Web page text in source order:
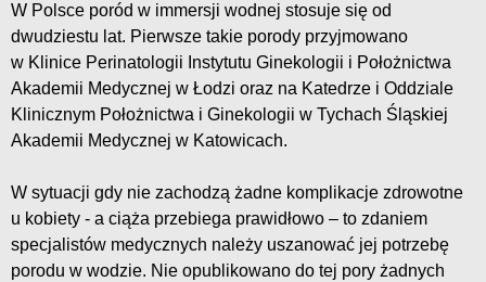
W Polsce poród w immersji wodnej stosuje się od
dwudziestu lat. Pierwsze takie porody przyjmowano
w Klinice Perinatologii Instytutu Ginekologii i Położnictwa
Akademii Medycznej w Łodzi oraz na Katedrze i Oddziale
Klinicznym Położnictwa i Ginekologii w Tychach Śląskiej
Akademii Medycznej w Katowicach.
W sytuacji gdy nie zachodzą żadne komplikacje zdrowotne
u kobiety - a ciąża przebiega prawidłowo – to zdaniem
specjalistów medycznych należy uszanować jej potrzebę
porodu w wodzie. Nie opublikowano do tej pory żadnych